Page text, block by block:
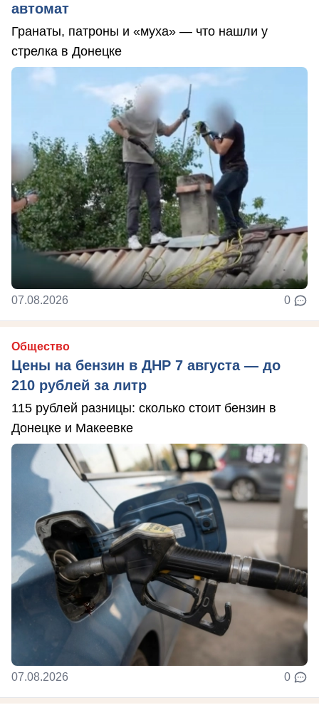
автомат
Гранаты, патроны и «муха» — что нашли у
стрелка в Донецке
07.08.2026 0
Общество
Цены на бензин в ДНР 7 августа — до
210 рублей за литр
115 рублей разницы: сколько стоит бензин в
Донецке и Макеевке
07.08.2026 0